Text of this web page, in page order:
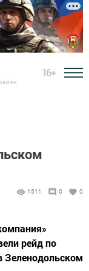
16+
1511 0 0
рейд по
Зеленодольском